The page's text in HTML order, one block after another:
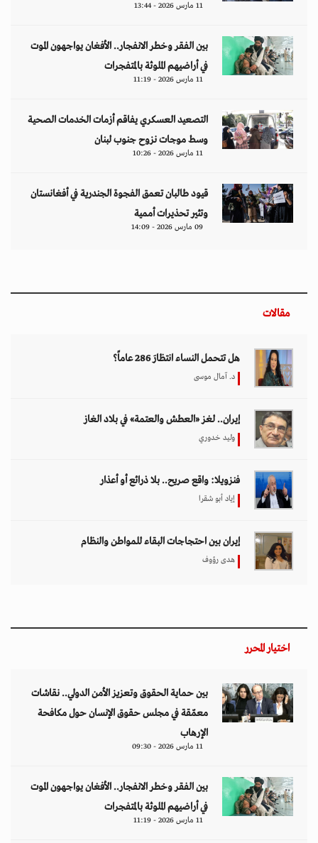
11 مارس 2026 - 13:44
بين الفقر وخطر الانفجار.. الأفغان يواجهون الموت
في أراضيهم الملوثة بالمتفجرات
11 مارس 2026 - 11:19
التصعيد العسكري يفاقم أزمات الخدمات الصحية
وسط موجات نزوح جنوب لبنان
11 مارس 2026 - 10:26
قيود طالبان تعمق الفجوة الجندرية في أفغانستان
وتثير تحذيرات أممية
09 مارس 2026 - 14:09
مقالات
هل تتحمل النساء انتظارَ 286 عاماً؟
د. آمال موسى
إيران.. لغز «العطش والعتمة» في بلاد الغاز
وليد خدوري
فنزويلا: واقع صريح.. بلا ذرائع أو أعذار
إياد أبو شقرا
إيران بين احتجاجات البقاء للمواطن والنظام
هدى رؤوف
اختيار المحرر
بين حماية الحقوق وتعزيز الأمن الدولي.. نقاشات
معمّقة في مجلس حقوق الإنسان حول مكافحة
الإرهاب
11 مارس 2026 - 09:30
بين الفقر وخطر الانفجار.. الأفغان يواجهون الموت
في أراضيهم الملوثة بالمتفجرات
11 مارس 2026 - 11:19